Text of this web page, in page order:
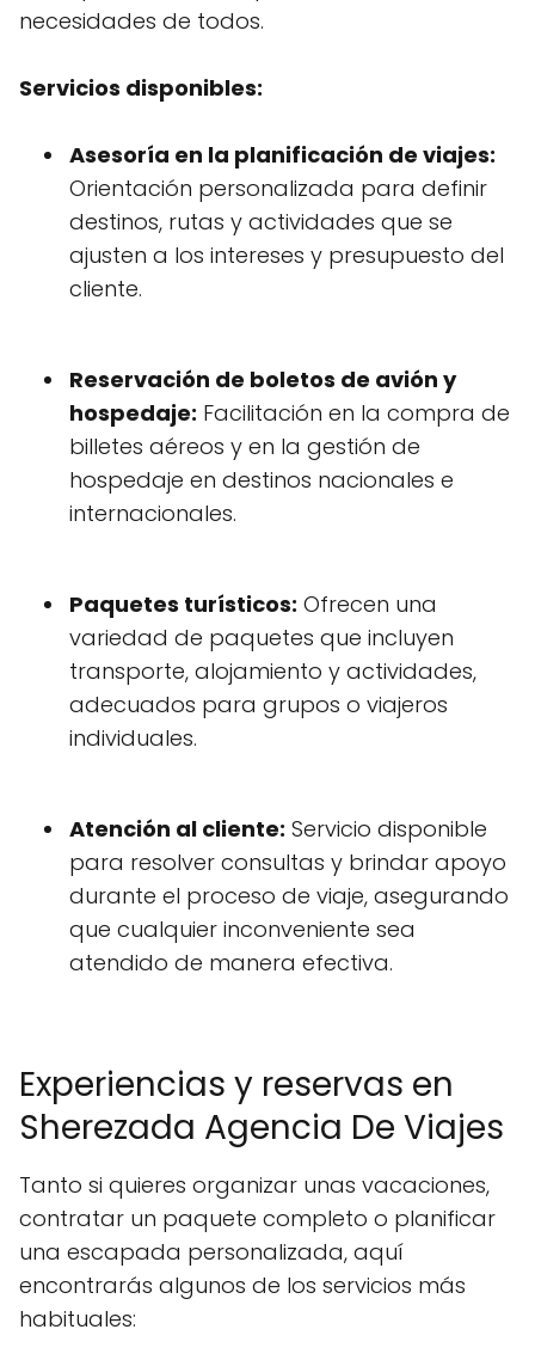
necesidades de todos.
Servicios disponibles:
Asesoría en la planificación de viajes:
Orientación personalizada para definir
destinos, rutas y actividades que se
ajusten a los intereses y presupuesto del
cliente.
Reservación de boletos de avión y
hospedaje: Facilitación en la compra de
billetes aéreos y en la gestión de
hospedaje en destinos nacionales e
internacionales.
Paquetes turísticos: Ofrecen una
variedad de paquetes que incluyen
transporte, alojamiento y actividades,
adecuados para grupos o viajeros
individuales.
Atención al cliente: Servicio disponible
para resolver consultas y brindar apoyo
durante el proceso de viaje, asegurando
que cualquier inconveniente sea
atendido de manera efectiva.
Experiencias y reservas en
Sherezada Agencia De Viajes
Tanto si quieres organizar unas vacaciones,
contratar un paquete completo o planificar
una escapada personalizada, aquí
encontrarás algunos de los servicios más
habituales: